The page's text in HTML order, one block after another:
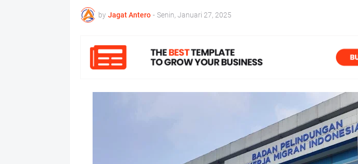
by Jagat Antero - Senin, Januari 27, 2025